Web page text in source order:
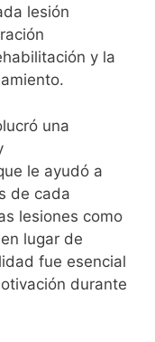
lesión
y la
una
le ayudó a
de cada
lesiones como
lugar de
fue esencial
durante